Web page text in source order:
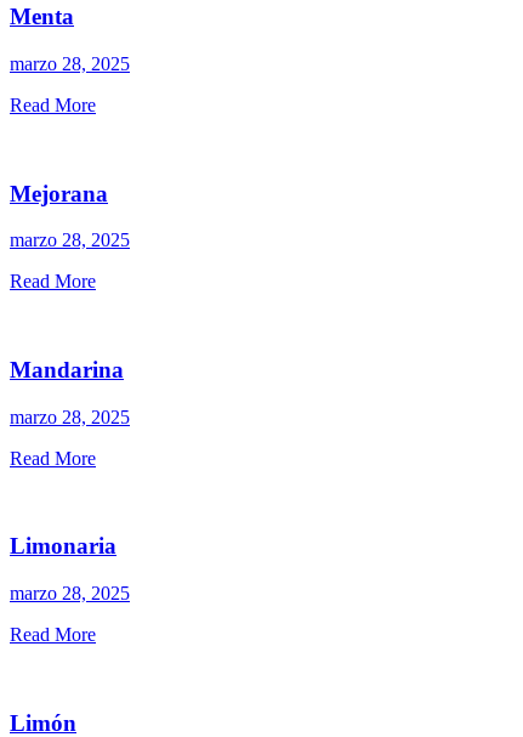
Menta
marzo 28, 2025
Read More
Mejorana
marzo 28, 2025
Read More
Mandarina
marzo 28, 2025
Read More
Limonaria
marzo 28, 2025
Read More
Limón